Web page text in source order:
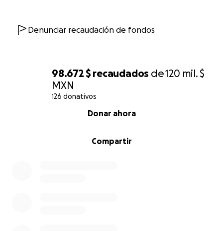
98.672 $ recaudados de120 mil. $
MXN
126 donativos
Compartir
Donar ahora
Denunciar recaudación de fondos